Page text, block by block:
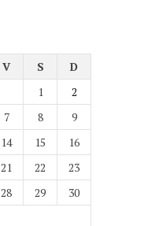
V S
D
1
2
7 8
9
14 15
16
21 22
23
28 29
30